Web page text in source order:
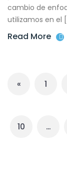
cambio de
utilizamos en el
Read More
« 1
10 …